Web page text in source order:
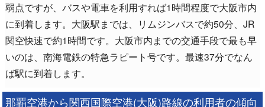
弱点ですが、バスや電車を利用すれば1時間程度で大阪市内
に到着します。大阪駅までは、リムジンバスで約50分、JR
関空快速で約1時間です。大阪市内までの交通手段で最も早
いのは、南海電鉄の特急ラピート号です。最速37分でなん
ば駅に到着します。
那覇空港から関西国際空港(大阪)路線の利用者の傾向